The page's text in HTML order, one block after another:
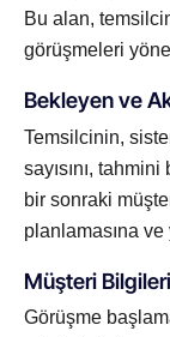
Bu alan,
görüşmeleri
Bekleyen ve
Temsilcinin,
sayısını,
bir sonraki
planlamasına ve
Müşteri
Görüşme